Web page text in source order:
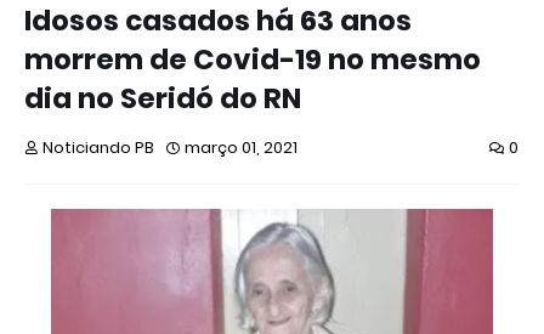
Idosos casados há 63 anos
morrem de Covid-19 no mesmo
dia no Seridó do RN
Noticiando PB março 01, 2021 0